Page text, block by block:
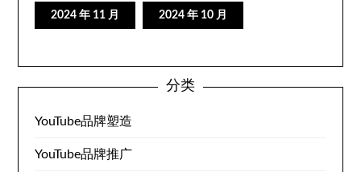
2024 年 11 月 2024 年 10 月
分类
YouTube品牌塑造
YouTube品牌推广